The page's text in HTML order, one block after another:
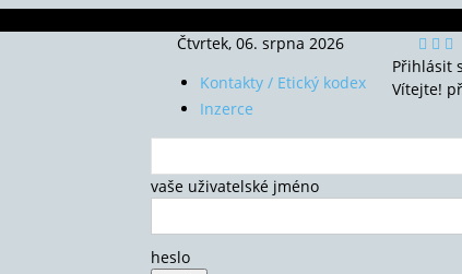
Čtvrtek, 06. srpna 2026
Kontakty / Etický kodex
Inzerce
Přihlásit
Vítejte!
vaše uživatelské jméno
heslo